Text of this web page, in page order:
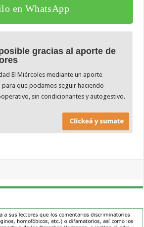
en WhatsApp
gracias al aporte de
El Miércoles mediante un aporte
para que podamos seguir haciendo
sin condicionantes y autogestivo.